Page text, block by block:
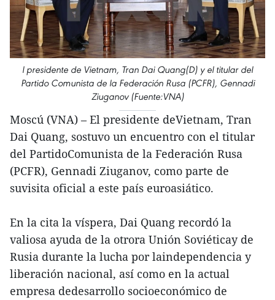
l presidente de Vietnam, Tran Dai Quang(D) y el titular del
Partido Comunista de la Federación Rusa (PCFR), Gennadi
Ziuganov (Fuente:VNA)
Moscú (VNA) – El presidente deVietnam, Tran
Dai Quang, sostuvo un encuentro con el titular
del PartidoComunista de la Federación Rusa
(PCFR), Gennadi Ziuganov, como parte de
suvisita oficial a este país euroasiático.
En la cita la víspera, Dai Quang recordó la
valiosa ayuda de la otrora Unión Soviéticay de
Rusia durante la lucha por laindependencia y
liberación nacional, así como en la actual
empresa dedesarrollo socioeconómico de